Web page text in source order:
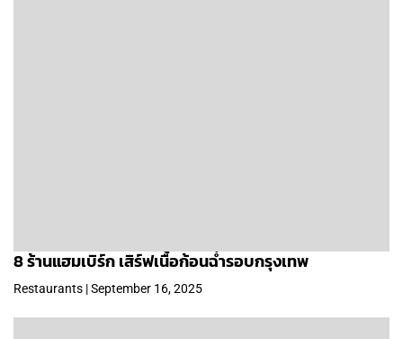
8 ร้านแฮมเบิร์ก เสิร์ฟเนื้อก้อนฉ่ำรอบกรุงเทพ
Restaurants | September 16, 2025